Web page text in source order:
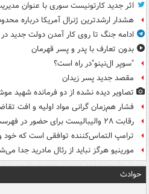
اثر جدید کارتونیست سوری با عنوان
هشدار ارشدترین ژنرال آمریکا درباره
ادامه جنگ تا روی کار آمدن دولت جدید در
بدون تعارف با پدر و پسر قهرمان
"سوپر ال‌نینو"در راه است؟
مقصد جدید پسر زیدان
تصاویر دیده‌ نشده از دو فرمانده شهید
فشار هم‌زمان گرانی مواد اولیه و افت
رقابت ۲۸ والیبالیست برای حضور در فهرست نهایی تیم ملی
ترامپ التماس‌کننده توافقی است که خود
مورینیو هرگز نباید از رئال مادرید جدا
حوادث